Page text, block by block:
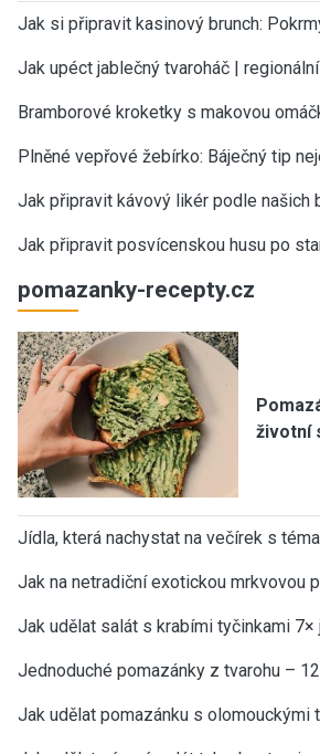
Jak si připravit kasinový brunch:
Jak upéct jablečný tvaroháč |
Bramborové kroketky s makovou
Plněné vepřové žebírko: Báječný tip
Jak připravit kávový likér podle našich
Jak připravit posvícenskou husu po
pomazanky-recepty.cz
životní
Jídla, která nachystat na večírek s
Jak na netradiční exotickou mrkvovou
Jak udělat salát s krabími tyčinkami 7×
Jednoduché pomazánky z tvarohu –
Jak udělat pomazánku s olomouckými